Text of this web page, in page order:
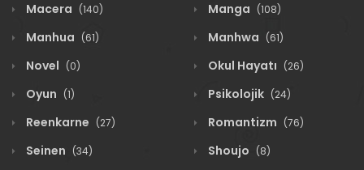
Macera (140) Manga (108)
Manhua (61) Manhwa (61)
Novel (0) Okul Hayatı (26)
Oyun (1) Psikolojik (24)
Reenkarne (27) Romantizm (76)
Seinen (34) Shoujo (8)